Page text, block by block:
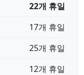
22개 휴일
17개 휴일
25개 휴일
12개 휴일